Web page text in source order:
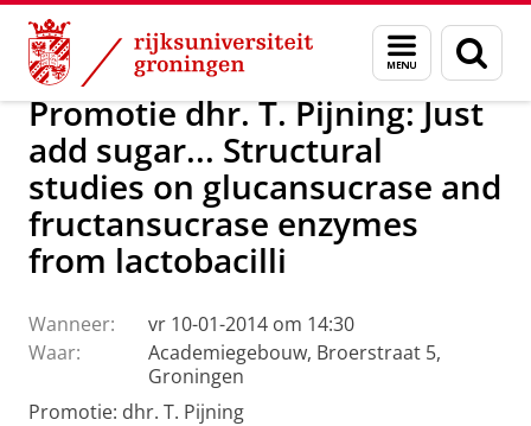
Skip
Content
Skip
Navigation
Menu
en
zoeken
Over ons Actueel Nieuws
Promotie dhr. T. Pijning: Just
add sugar... Structural
studies on glucansucrase and
fructansucrase enzymes
from lactobacilli
Wanneer:
vr 10-01-2014 om 14:30
Waar:
Academiegebouw, Broerstraat 5,
Groningen
Promotie: dhr. T. Pijning